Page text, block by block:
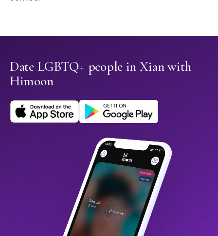
Date LGBTQ+ people in Xian with
Himoon